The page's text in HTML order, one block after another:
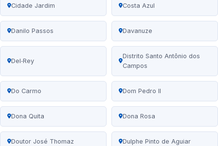
Cidade Jardim Costa Azul
Danilo Passos Davanuze
Del‑Rey
Distrito Santo Antônio dos
Campos
Do Carmo Dom Pedro II
Dona Quita Dona Rosa
Doutor José Thomaz Dulphe Pinto de Aguiar